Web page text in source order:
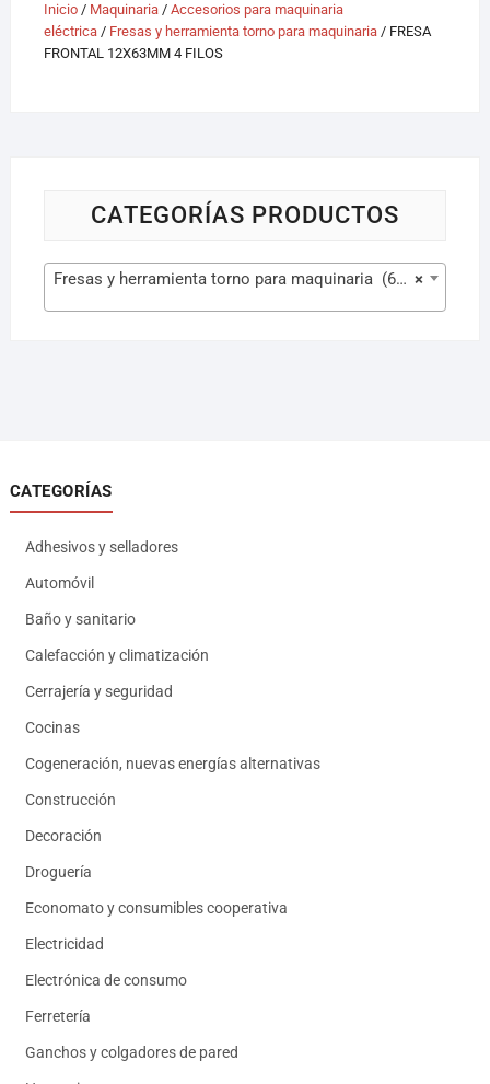
Inicio/ Maquinaria/ Accesorios para maquinaria
eléctrica/ Fresas y herramienta torno para maquinaria/ FRESA
FRONTAL 12X63MM 4 FILOS
CATEGORÍAS PRODUCTOS
×
Fresas y herramienta torno para maquinaria (629)
CATEGORÍAS
Adhesivos y selladores
Automóvil
Baño y sanitario
Calefacción y climatización
Cerrajería y seguridad
Cocinas
Cogeneración, nuevas energías alternativas
Construcción
Decoración
Droguería
Economato y consumibles cooperativa
Electricidad
Electrónica de consumo
Ferretería
Ganchos y colgadores de pared